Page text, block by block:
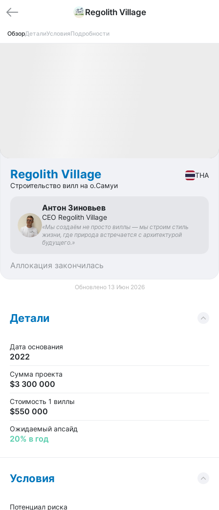
Regolith Village
ОбзорДеталиУсловияПодробности
Regolith Village
THA
Строительство вилл на о.Самуи
Антон Зиновьев
CEO Regolith Village
«Мы создаём не просто виллы — мы строим стиль
жизни, где природа встречается с архитектурой
будущего.»
Аллокация закончилась
Обновлено 13 Июн 2026
Детали
Дата основания
2022
Сумма проекта
$3 300 000
Стоимость 1 виллы
$550 000
Ожидаемый апсайд
20% в год
Условия
Потенциал риска